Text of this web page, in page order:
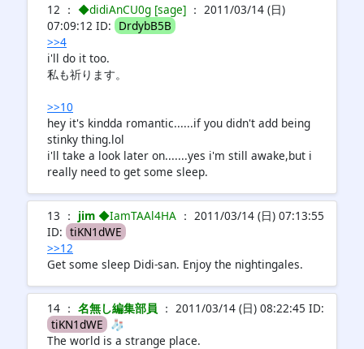
12 ： ◆didiAnCU0g [sage] ： 2011/03/14 (日)
07:09:12 ID: DrdybB5B
>>4
i'll do it too.
私も祈ります。
>>10
hey it's kindda romantic......if you didn't add being
stinky thing.lol
i'll take a look later on.......yes i'm still awake,but i
really need to get some sleep.
13 ： jim ◆IamTAAl4HA ： 2011/03/14 (日) 07:13:55
ID: tiKN1dWE
>>12
Get some sleep Didi-san. Enjoy the nightingales.
14 ： 名無し編集部員 ： 2011/03/14 (日) 08:22:45 ID:
tiKN1dWE 🧦
The world is a strange place.